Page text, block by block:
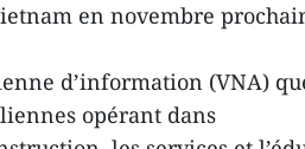
en novembre
d’information (VNA)
opérant dans